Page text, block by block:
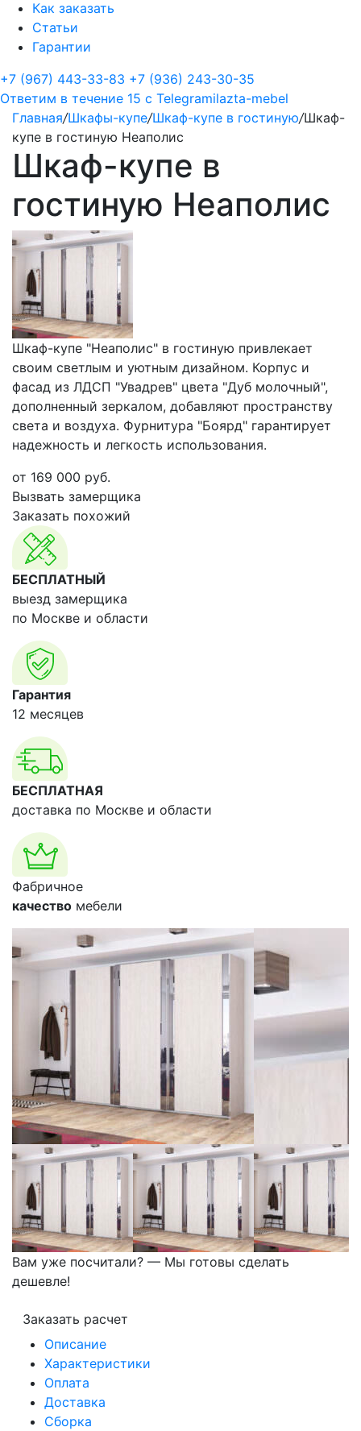
Как заказать
Статьи
Гарантии
+7 (967) 443-33-83 +7 (936) 243-30-35
Ответим в течение 15 с Telegramilazta-mebel
Главная/Шкафы-купе/Шкаф-купе в гостиную/Шкаф-
купе в гостиную Неаполис
Шкаф-купе в
гостиную Неаполис
Шкаф-купе "Неаполис" в гостиную привлекает
своим светлым и уютным дизайном. Корпус и
фасад из ЛДСП "Увадрев" цвета "Дуб молочный",
дополненный зеркалом, добавляют пространству
света и воздуха. Фурнитура "Боярд" гарантирует
надежность и легкость использования.
от 169 000 руб.
Вызвать замерщика
Заказать похожий
БЕСПЛАТНЫЙ
выезд замерщика
по Москве и области
Гарантия
12 месяцев
БЕСПЛАТНАЯ
доставка по Москве и области
Фабричное
качество мебели
Вам уже посчитали? — Мы готовы сделать
дешевле!
Заказать расчет
Описание
Характеристики
Оплата
Доставка
Сборка